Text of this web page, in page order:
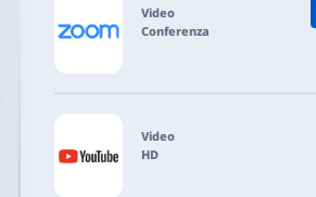
Video
Conferenza
Video
HD